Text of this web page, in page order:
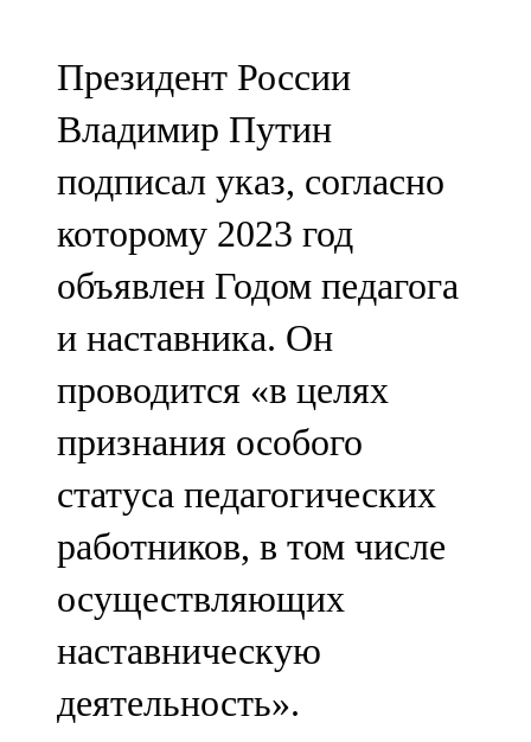
106,2 FM
Минзәлә
107,3 FM
Мөслим
100,0 FM
Нурлат
104,7 FM
Олы Әтнә
71,42 FM
Сарман
107,8 FM
Теләче
106,1 FM
Президент России
Владимир Путин
подписал указ, согласно
которому 2023 год
объявлен Годом педагога
и наставника. Он
проводится «в целях
признания особого
статуса педагогических
работников, в том числе
осуществляющих
наставническую
деятельность».